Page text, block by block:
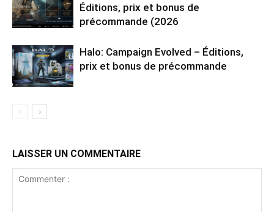
Éditions, prix et bonus de
précommande (2026
Halo: Campaign Evolved – Éditions,
prix et bonus de précommande
LAISSER UN COMMENTAIRE